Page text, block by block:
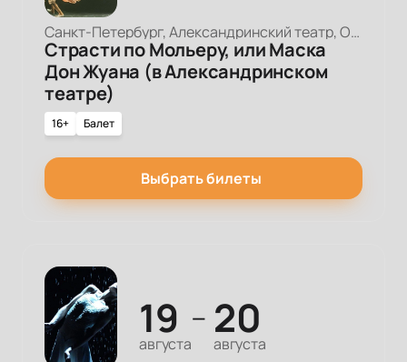
Санкт-Петербург, Александринский театр, Основная сцена
Страсти по Мольеру, или Маска
Дон Жуана (в Александринском
театре)
16+ Балет
Выбрать билеты
19
августа
— 20
августа